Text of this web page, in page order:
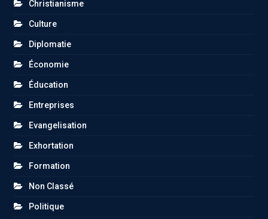
Christianisme
Culture
Diplomatie
Économie
Éducation
Entreprises
Evangelisation
Exhortation
Formation
Non Classé
Politique